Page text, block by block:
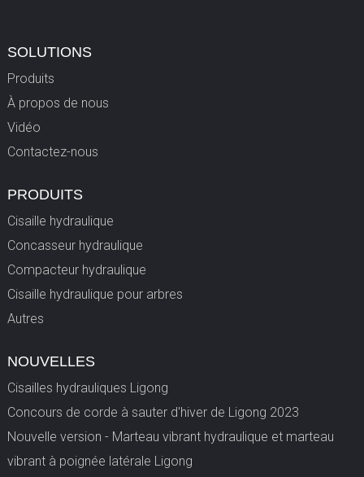
SOLUTIONS
Produits
À propos de nous
Vidéo
Contactez-nous
PRODUITS
Cisaille hydraulique
Concasseur hydraulique
Compacteur hydraulique
Cisaille hydraulique pour arbres
Autres
NOUVELLES
Cisailles hydrauliques Ligong
Concours de corde à sauter d'hiver de Ligong 2023
Nouvelle version - Marteau vibrant hydraulique et marteau
vibrant à poignée latérale Ligong